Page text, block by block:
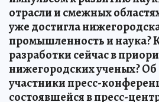
отрасли и смежных
уже достигла
промышленность и наука?
разработки сейчас в
нижегородских ученых? Об
участники пресс-
состоявшейся в пресс-